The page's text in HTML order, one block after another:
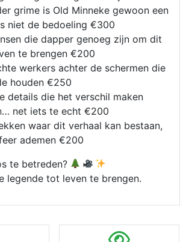
grime is Old Minneke gewoon een
niet de bedoeling €300
die dapper genoeg zijn om dit
te brengen €200
werkers achter de schermen die
houden €250
details die het verschil maken
net iets te echt €200
waar dit verhaal kan bestaan,
ademen €200
te betreden?
legende tot leven te brengen.